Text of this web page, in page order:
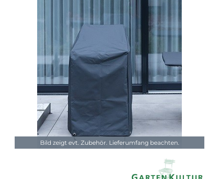
Bild zeigt evt. Zubehör. Lieferumfang beachten.